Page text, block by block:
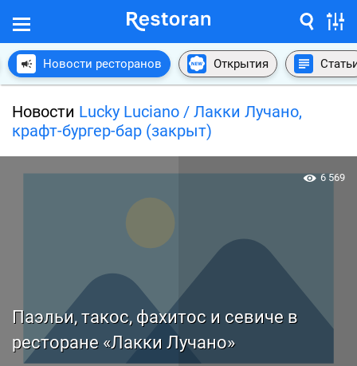
Новости ресторанов Открытия
Новости Lucky Luciano / Лакки Лучано,
крафт-бургер-бар (закрыт)
Паэльи, такос, фахитос и севиче в
ресторане «Лакки Лучано»
6 569